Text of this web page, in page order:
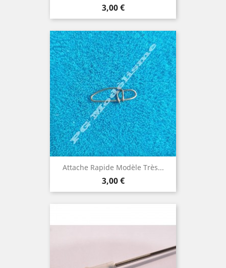
Prix
3,00 €
Attache Rapide Modèle Très...
Prix
3,00 €